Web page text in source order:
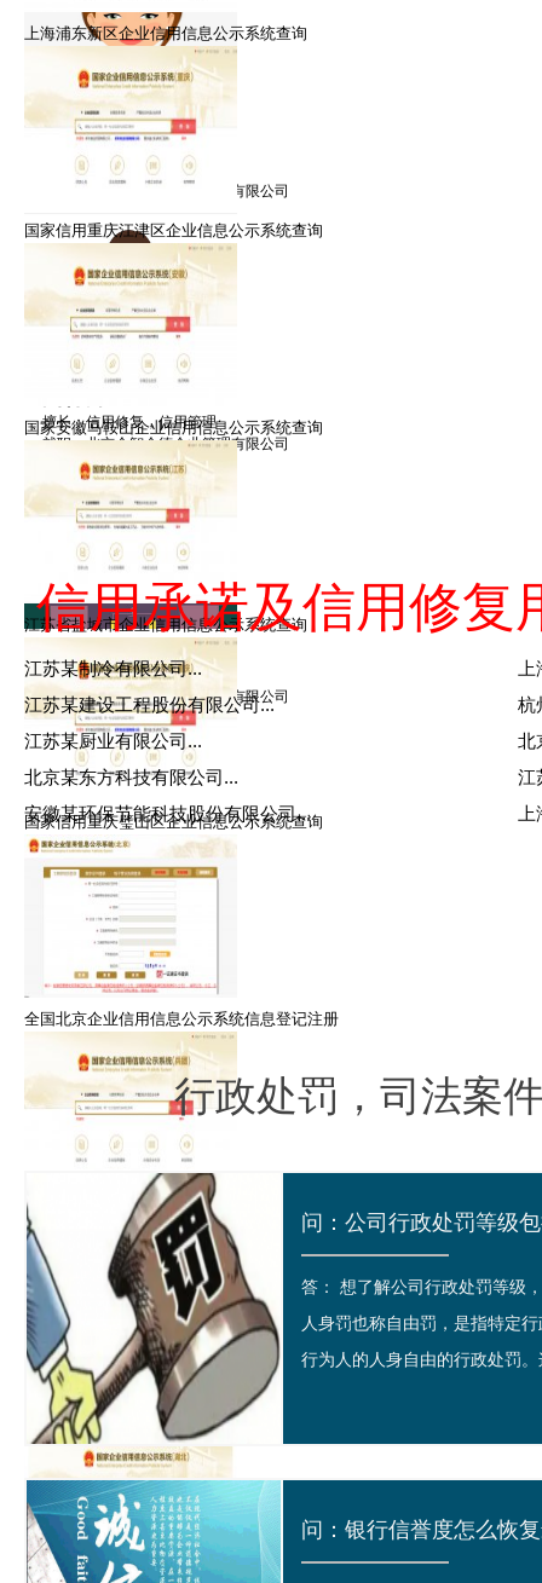
朱律师
擅长：信用修复，信用管理
就职：北京众智众德企业管理有限公司
擅长：信用修复，信用管理
就职：北京众智众德企业管理有限公司
擅长：信用修复，信用管理
就职：北京众智众德企业管理有限公司
上海浦东新区企业信用信息公示系统查询
国家信用重庆江津区企业信息公示系统查询
国家安徽马鞍山企业信用信息公示系统查询
江苏省盐城市企业信用信息公示系统查询
国家信用重庆璧山区企业信息公示系统查询
全国北京企业信用信息公示系统信息登记注册
国家信用新疆建设兵团企业信息公示系统查询
国家信用黑龙江企业信息公示系统查询
信用承诺及信用修复
江苏某制冷有限公司...
江苏某建设工程股份有限公司...
杭
江苏某厨业有限公司...
北
北京某东方科技有限公司...
江
安徽某环保节能科技股份有限公司...
行政处罚，司法案
答： 想了解公司行政处罚等
人身罚也称自由罚，是指特定
行为人的人身自由的行政处罚
问：银行信誉度怎么恢